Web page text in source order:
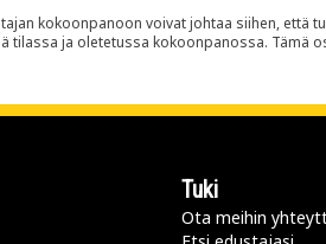
kokoonpanoon voivat johtaa siihen, että
tilassa ja oletetussa kokoonpanossa. Tämä
Tuki
Ota meihin